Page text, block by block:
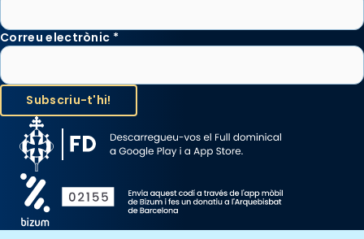
Correu electrònic *